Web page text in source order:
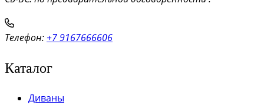
Телефон: +7 9167666606
Каталог
Диваны